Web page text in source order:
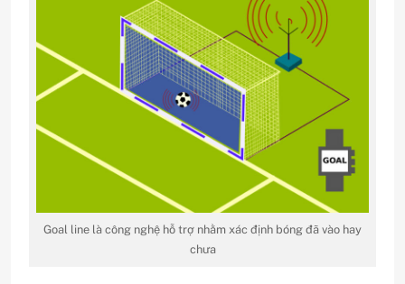
Goal line là công nghệ hỗ trợ nhằm xác định bóng đã vào hay
chưa